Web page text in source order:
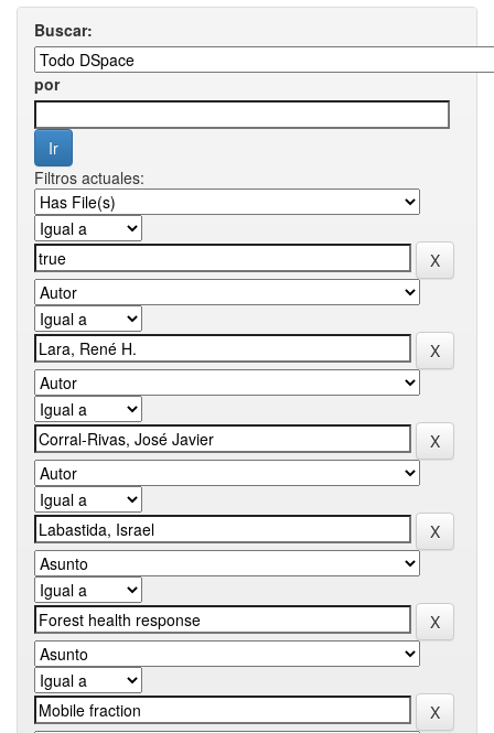
Buscar:
por
Filtros actuales: